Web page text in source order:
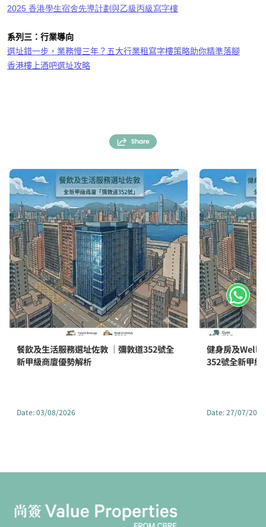
2025 香港學生宿舍先導計劃與乙級丙級寫字樓
系列三：行業導向
選址錯一步，業務慢三年？五大行業租寫字樓策略助你精準落腳
香港樓上酒吧選址攻略
餐飲及生活服務選址佐敦 ｜彌敦道352號全
新甲級商廈優勢解析
Date:03/08/2026
健身房及
352號全新甲級
Date:27/07/2026